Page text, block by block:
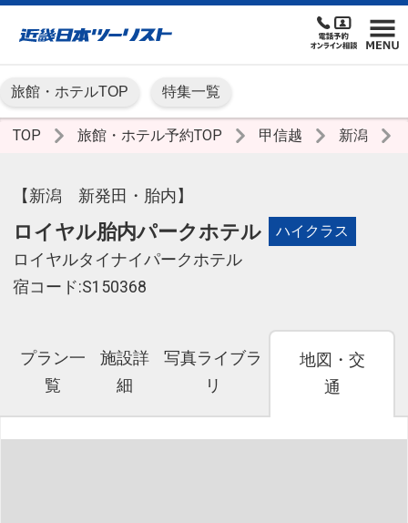
旅館・ホテルTOP 特集一覧
TOP 旅館・ホテル予約TOP 甲信越 新潟
【新潟 新発田・胎内】
ロイヤル胎内パークホテル ハイクラス
ロイヤルタイナイパークホテル
宿コード:S150368
プラン一
覧
施設詳
細
写真ライブラ
リ
地図・交
通